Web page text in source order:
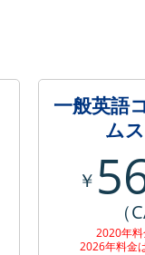
一般英語
ム
￥
2020年
2026年料金